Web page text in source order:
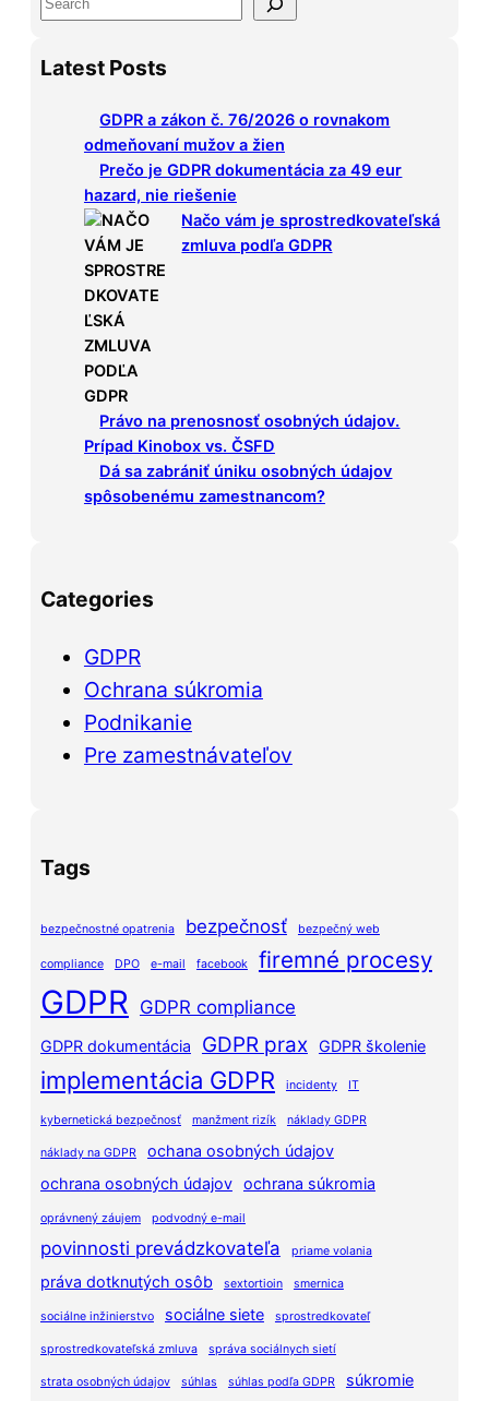
a
Latest Posts
GDPR a zákon č. 76/2026 o rovnakom
odmeňovaní mužov a žien
Prečo je GDPR dokumentácia za 49 eur
hazard, nie riešenie
Načo vám je sprostredkovateľská
zmluva podľa GDPR
Právo na prenosnosť osobných údajov.
Prípad Kinobox vs. ČSFD
Dá sa zabrániť úniku osobných údajov
spôsobenému zamestnancom?
Categories
GDPR
Ochrana súkromia
Podnikanie
Pre zamestnávateľov
Tags
bezpečnostné opatrenia bezpečnosť bezpečný web
compliance DPO e-mail facebook firemné procesy
GDPR GDPR compliance
GDPR dokumentácia GDPR prax GDPR školenie
implementácia GDPR incidenty IT
kybernetická bezpečnosť manžment rizík náklady GDPR
náklady na GDPR
ochana osobných údajov
ochrana osobných údajov ochrana súkromia
oprávnený záujem podvodný e-mail
povinnosti prevádzkovateľa priame volania
práva dotknutých osôb sextortioin smernica
sociálne inžinierstvo sociálne siete sprostredkovateľ
sprostredkovateľská zmluva správa sociálnych sietí
strata osobných údajov súhlas súhlas podľa GDPR súkromie